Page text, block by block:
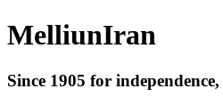
MelliunIran
Since 1905 for independence,